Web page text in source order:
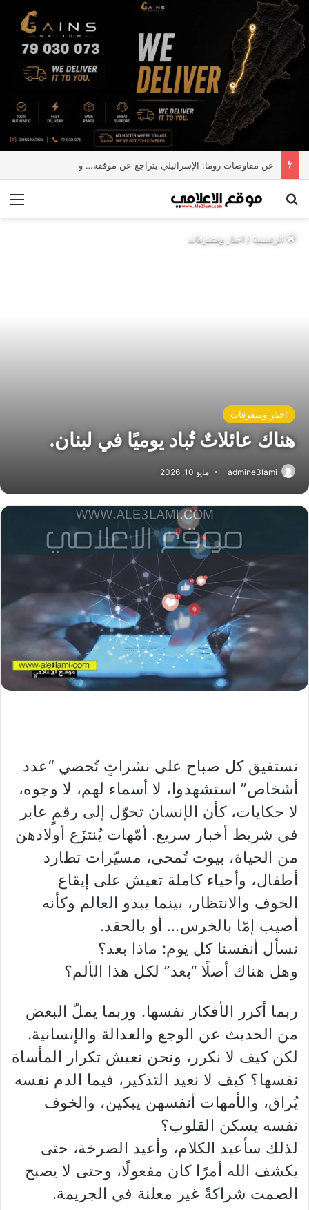
عن مفاوضات روما: الإسرائيلي يتراجع عن موقفه… و”Fake news”
بحث عن
الرئيسية/ اخبار ومتفرقات
اخبار ومتفرقات
هناك عائلاتٌ تُباد يوميًا في لبنان.
admine3lami مايو 10, 2026
نستفيق كل صباح على نشراتٍ تُحصي “عدد
أشخاص” استشهدوا، لا أسماء لهم، لا وجوه،
لا حكايات، كأن الإنسان تحوّل إلى رقمٍ عابر
في شريط أخبار سريع. أمّهات يُنتزَع أولادهن
من الحياة، بيوت تُمحى، مسيّرات تطارد
أطفال، وأحياء كاملة تعيش على إيقاع
الخوف والانتظار، بينما يبدو العالم وكأنه
أصيب إمّا بالخرس… أو بالحقد.
نسأل أنفسنا كل يوم: ماذا بعد؟
وهل هناك أصلًا “بعد” لكل هذا الألم؟
ربما أكرر الأفكار نفسها. وربما يملّ البعض
من الحديث عن الوجع والعدالة والإنسانية.
لكن كيف لا نكرر، ونحن نعيش تكرار المأساة
نفسها؟ كيف لا نعيد التذكير، فيما الدم نفسه
يُراق، والأمهات أنفسهن يبكين، والخوف
نفسه يسكن القلوب؟
لذلك سأعيد الكلام، وأعيد الصرخة، حتى
يكشف الله أمرًا كان مفعولًا، وحتى لا يصبح
الصمت شراكةً غير معلنة في الجريمة.